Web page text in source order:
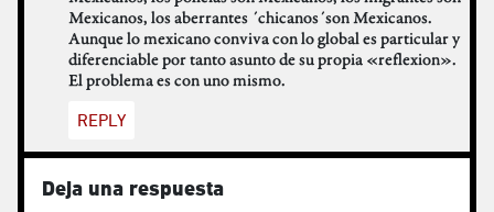
Mexicanos, los aberrantes ´chicanos´son Mexicanos.
Aunque lo mexicano conviva con lo global es particular y
diferenciable por tanto asunto de su propia «reflexion».
El problema es con uno mismo.
REPLY
Deja una respuesta